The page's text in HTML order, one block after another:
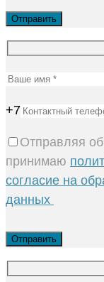
+7
Отправляя
принимаю
согласие на
данных